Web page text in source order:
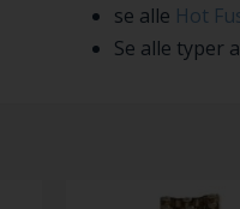
Se alle typer af